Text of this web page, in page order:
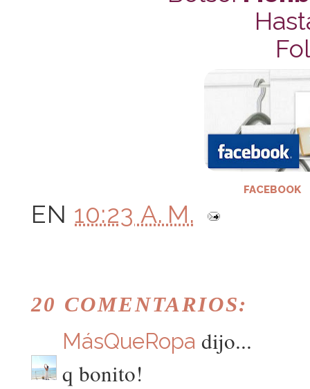
FACEBOOK
EN 10:23 A. M.
20 COMENTARIOS:
MásQueRopa dijo...
q bonito!